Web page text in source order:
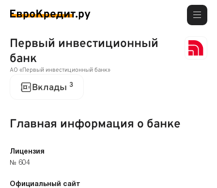
Первый инвестиционный
банк
АО «Первый инвестиционный банк»
Вклады 3
Главная информация о банке
Лицензия
№ 604
Официальный сайт